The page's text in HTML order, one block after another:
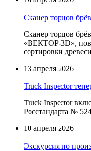
Сканер торцов
Сканер торцов
«ВЕКТОР-3D»,
сортировки
13 апреля 2026
Truck Inspector
Truck Inspector
Росстандарта №
10 апреля 2026
Экскурсия по